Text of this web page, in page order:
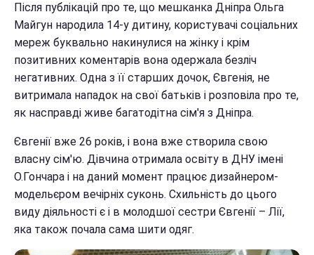
Після публікацій про те, що мешканка Дніпра Ольга
Майгун народила 14-у дитину, користувачі соціальних
мереж буквально накинулися на жінку і крім
позитивних коментарів вона одержала безліч
негативних. Одна з її старших дочок, Євгенія, не
витримала нападок на свої батьків і розповіла про те,
як насправді живе багатодітна сім'я з Дніпра.
Євгенії вже 26 років, і вона вже створила свою
власну сім'ю. Дівчина отримала освіту в ДНУ імені
О.Гончара і на даний момент працює дизайнером-
модельєром вечірніх суконь. Схильність до цього
виду діяльності є і в молодшої сестри Євгенії – Лії,
яка також почала сама шити одяг.